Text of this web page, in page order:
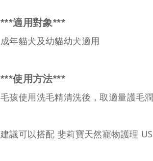
***適用對象***
成年貓犬及幼貓幼犬適用
***使用方法***
毛孩使用洗毛精清洗後，取適量護毛
建議可以搭配 斐莉寶天然寵物護理